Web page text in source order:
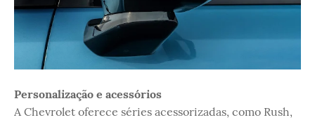
Personalização e acessórios
A Chevrolet oferece séries acessorizadas, como Rush,